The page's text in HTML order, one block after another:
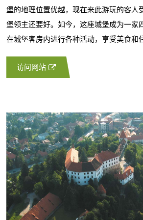
堡的地理位置优越，现在来此游玩的客人
堡领主还要好。如今，这座城堡成为一家
在城堡客房内进行各种活动，享受美食和
访问网站